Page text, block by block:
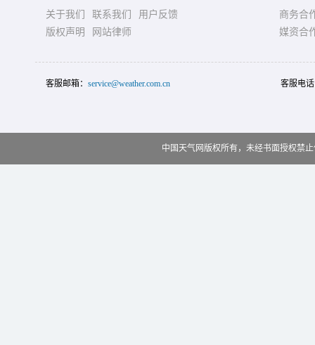
关于我们 联系我们
用户反馈
版权声明
网站律师
商务合
媒资合
客服邮箱： service@weather.com.cn 客服电
中国天气网版权所有，未经书面授权